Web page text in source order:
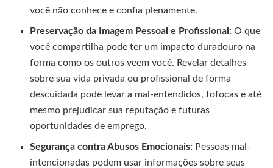
você não conhece e confia plenamente.
Preservação da Imagem Pessoal e Profissional: O que
você compartilha pode ter um impacto duradouro na
forma como os outros veem você. Revelar detalhes
sobre sua vida privada ou profissional de forma
descuidada pode levar a mal-entendidos, fofocas e até
mesmo prejudicar sua reputação e futuras
oportunidades de emprego.
Segurança contra Abusos Emocionais: Pessoas mal-
intencionadas podem usar informações sobre seus